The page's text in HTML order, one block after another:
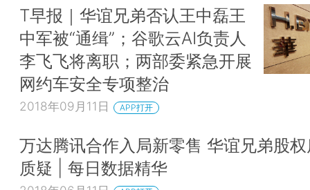
T早报｜华谊兄弟否认王中磊王
中军被“通缉”；谷歌云AI负责人
李飞飞将离职；两部委紧急开展
网约车安全专项整治
2018年09月11日 APP打开
万达腾讯合作入局新零售 华谊兄弟股
质疑 | 每日数据精华